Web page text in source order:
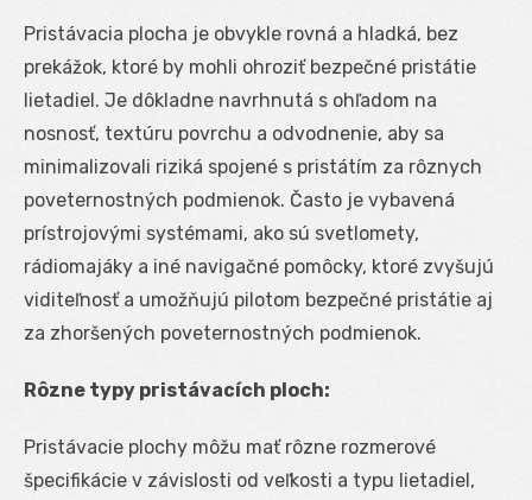
Pristávacia plocha je obvykle rovná a hladká, bez
prekážok, ktoré by mohli ohroziť bezpečné pristátie
lietadiel. Je dôkladne navrhnutá s ohľadom na
nosnosť, textúru povrchu a odvodnenie, aby sa
minimalizovali riziká spojené s pristátím za rôznych
poveternostných podmienok. Často je vybavená
prístrojovými systémami, ako sú svetlomety,
rádiomajáky a iné navigačné pomôcky, ktoré zvyšujú
viditeľnosť a umožňujú pilotom bezpečné pristátie aj
za zhoršených poveternostných podmienok.
Rôzne typy pristávacích ploch:
Pristávacie plochy môžu mať rôzne rozmerové
špecifikácie v závislosti od veľkosti a typu lietadiel,